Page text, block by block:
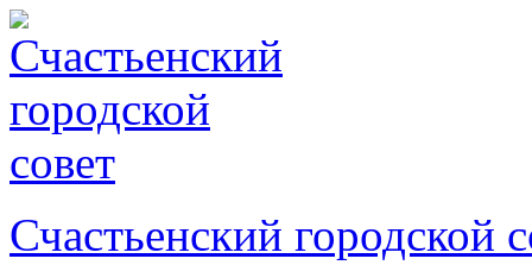
Счастьенский городской